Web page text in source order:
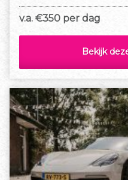
comfortabel zitten en
met een hoepel of
v.a. €350 per dag
Bekijk